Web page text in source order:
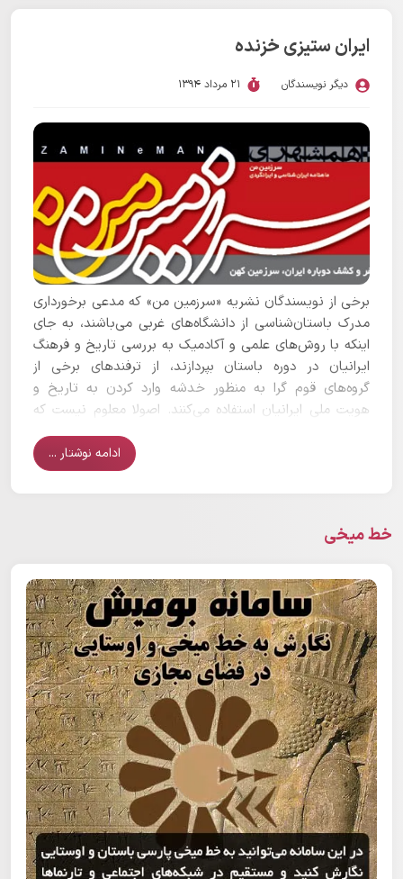
ایران ستیزی خزنده
دیگر نویسندگان 21 مرداد 1394
برخی از نویسندگان نشریه «سرزمین من» که مدعی برخورداری
مدرک باستان‌شناسی از دانشگاه‌های غربی می‌باشند، به جای
اینکه با روش‌های علمی و آکادمیک به بررسی تاریخ و فرهنگ
ایرانیان در دوره باستان بپردازند، از ترفندهای برخی از
گروه‌های قوم گرا به منظور خدشه وارد کردن به تاریخ و
هویت ملی ایرانیان استفاده می‌کنند. اصولا معلوم نیست که
نشریه سرزمین من که یک نشریه گردشگری است، چگونه وارد
مباحث تخصصی ایران باستان شده است؟ این امر پیامد نبود
نشریات مستقل در زمینه تاریخ ایران باستان، با یک هیئت
تحریریه متخصصِ این حوزه در کشور ماست.
ادامه نوشتار ...
خط میخی